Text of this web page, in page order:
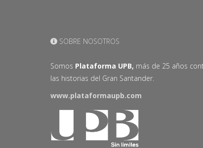
SOBRE NOSOTROS
Somos Plataforma UPB, más de 25 años
las historias del Gran Santander.
www.plataformaupb.com